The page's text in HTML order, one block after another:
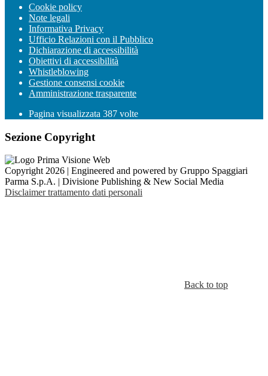
Cookie policy
Note legali
Informativa Privacy
Ufficio Relazioni con il Pubblico
Dichiarazione di accessibilità
Obiettivi di accessibilità
Whistleblowing
Gestione consensi cookie
Amministrazione trasparente
Pagina visualizzata 387 volte
Sezione Copyright
Copyright 2026 | Engineered and powered by Gruppo Spaggiari
Parma S.p.A. | Divisione Publishing & New Social Media
Disclaimer trattamento dati personali
Back to top